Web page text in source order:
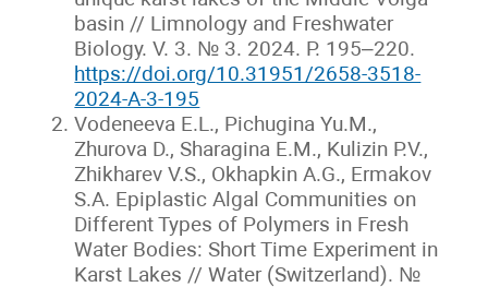
basin // Limnology and Freshwater
Biology. V. 3. № 3. 2024. P. 195–220.
https://doi.org/10.31951/2658-3518-
2024-A-3-195
Vodeneeva E.L., Pichugina Yu.M.,
Zhurova D., Sharagina E.M., Kulizin P.V.,
Zhikharev V.S., Okhapkin A.G., Ermakov
S.A. Epiplastic Algal Communities on
Different Types of Polymers in Fresh
Water Bodies: Short Time Experiment in
Karst Lakes // Water (Switzerland). №